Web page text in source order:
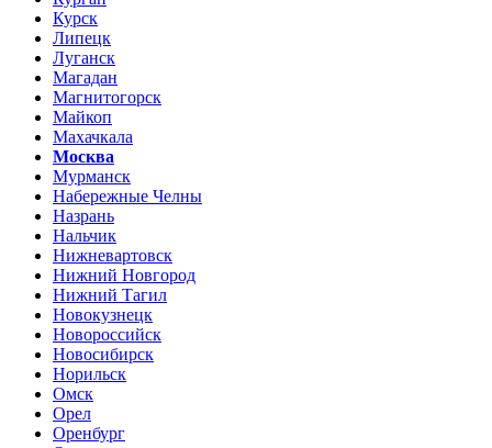
Курск
Липецк
Луганск
Магадан
Магнитогорск
Майкоп
Махачкала
Москва
Мурманск
Набережные Челны
Назрань
Нальчик
Нижневартовск
Нижний Новгород
Нижний Тагил
Новокузнецк
Новороссийск
Новосибирск
Норильск
Омск
Орел
Оренбург